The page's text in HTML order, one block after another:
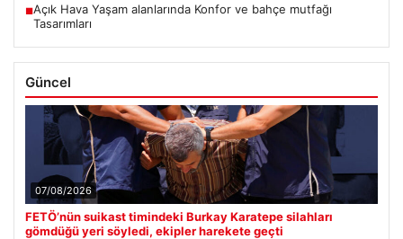
■Açık Hava Yaşam alanlarında Konfor ve bahçe mutfağı
Tasarımları
Güncel
07/08/2026
FETÖ’nün suikast timindeki Burkay Karatepe silahları
gömdüğü yeri söyledi, ekipler harekete geçti